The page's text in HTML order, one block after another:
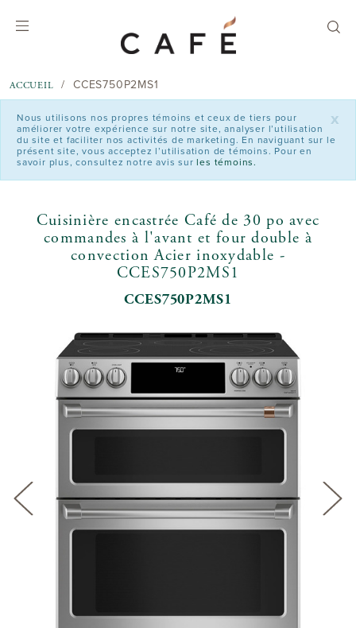
ACCUEIL CCES750P2MS1
x
Nous utilisons nos propres témoins et ceux de tiers pour
améliorer votre expérience sur notre site, analyser l’utilisation
du site et faciliter nos activités de marketing. En naviguant sur le
présent site, vous acceptez l’utilisation de témoins. Pour en
savoir plus, consultez notre avis sur les témoins.
Cuisinière encastrée Café de 30 po avec
commandes à l'avant et four double à
convection Acier inoxydable -
CCES750P2MS1
CCES750P2MS1